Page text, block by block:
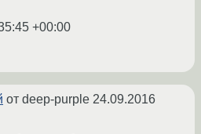
+00:00
от deep-purple 24.09.2016